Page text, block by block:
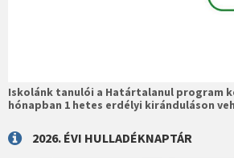
Iskolánk tanulói a Határtalanul program
hónapban 1 hetes erdélyi kiránduláson
2026. ÉVI HULLADÉKNAPTÁR